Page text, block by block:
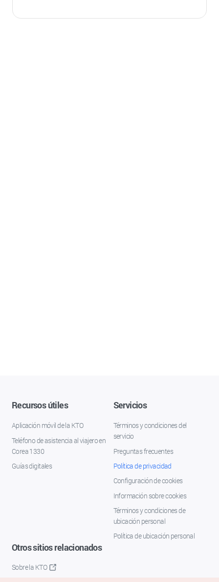
Recursos útiles
Aplicación móvil de la KTO
Teléfono de asistencia al viajero en
Corea 1330
Guías digitales
Servicios
Términos y condiciones del
servicio
Preguntas frecuentes
Política de privacidad
Configuración de cookies
Información sobre cookies
Términos y condiciones de
ubicación personal
Política de ubicación personal
Otros sitios relacionados
Sobre la KTO